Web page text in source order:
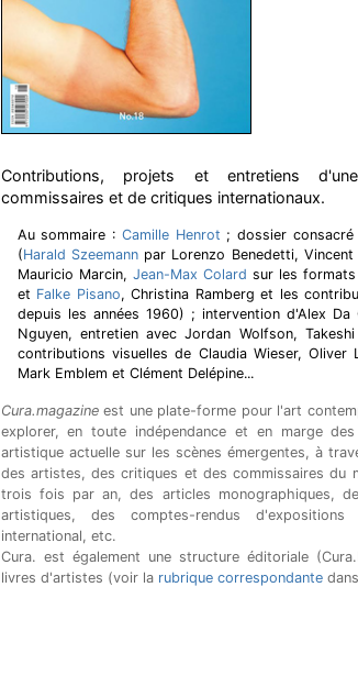
Contributions, projets et entretiens
commissaires et de critiques internationaux.
Au sommaire : Camille Henrot ; dossier
(Harald Szeemannpar Lorenzo Benedetti,
Mauricio Marcin, Jean-Max Colard sur les formats
et Falke Pisano, Christina Ramberg et les
depuis les années 1960) ; intervention d'Alex
Nguyen, entretien avec Jordan Wolfson,
contributions visuelles de Claudia Wieser,
Mark Emblem et Clément Delépine...
Cura.magazineest une plate-forme pour l'art
explorer, en toute indépendance et en marge
artistique actuelle sur les scènes émergentes, à
des artistes, des critiques et des commissaires du
trois fois par an, des articles monographiques,
artistiques, des comptes-rendus
international, etc.
Cura. est également une structure éditoriale
livres d'artistes (voir la rubrique correspondante